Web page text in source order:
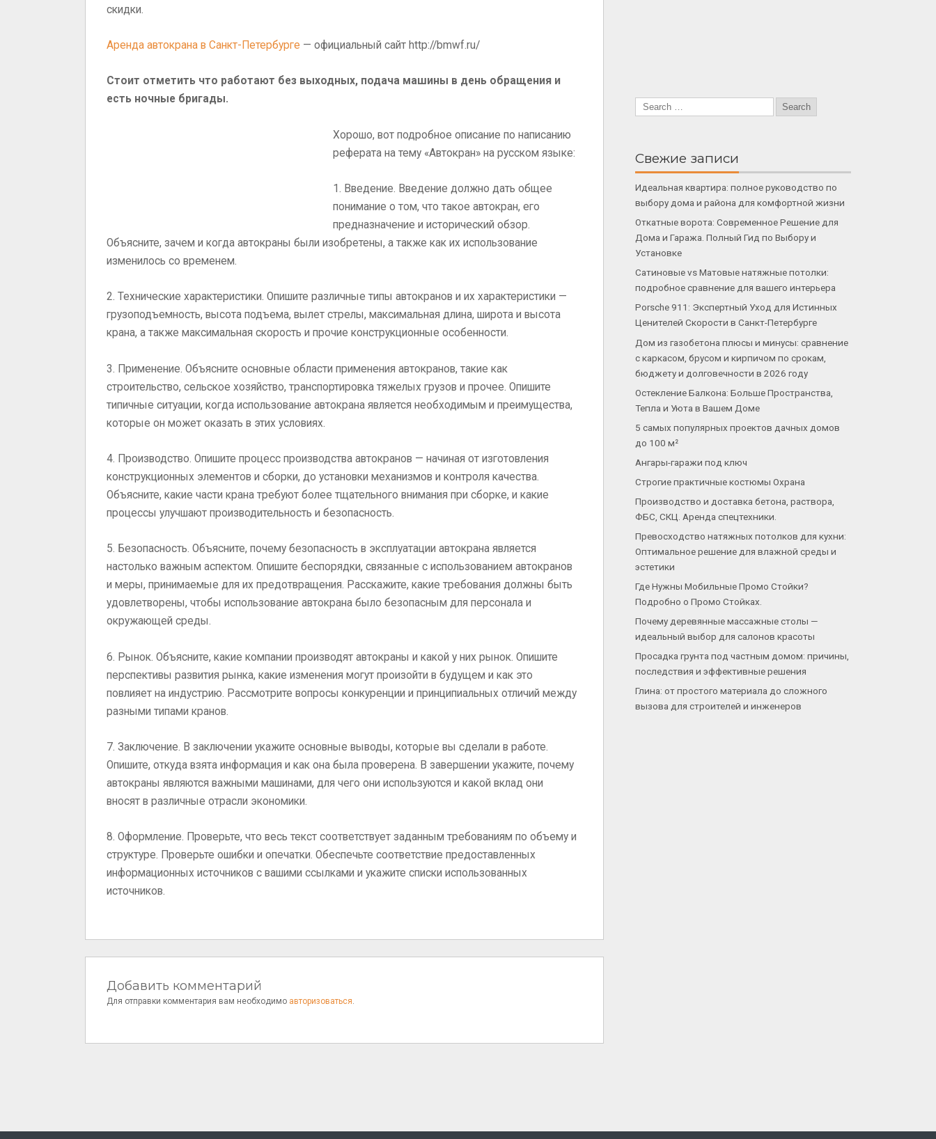
скидки.
Аренда автокрана в Санкт-Петербурге — официальный сайт http://bmwf.ru/
Стоит отметить что работают без выходных, подача машины в день обращения и
есть ночные бригады.
Хорошо, вот подробное описание по написанию
реферата на тему «Автокран» на русском языке:
1. Введение. Введение должно дать общее
понимание о том, что такое автокран, его
предназначение и исторический обзор.
Объясните, зачем и когда автокраны были изобретены, а также как их использование
изменилось со временем.
2. Технические характеристики. Опишите различные типы автокранов и их характеристики —
грузоподъемность, высота подъема, вылет стрелы, максимальная длина, широта и высота
крана, а также максимальная скорость и прочие конструкционные особенности.
3. Применение. Объясните основные области применения автокранов, такие как
строительство, сельское хозяйство, транспортировка тяжелых грузов и прочее. Опишите
типичные ситуации, когда использование автокрана является необходимым и преимущества,
которые он может оказать в этих условиях.
4. Производство. Опишите процесс производства автокранов — начиная от изготовления
конструкционных элементов и сборки, до установки механизмов и контроля качества.
Объясните, какие части крана требуют более тщательного внимания при сборке, и какие
процессы улучшают производительность и безопасность.
5. Безопасность. Объясните, почему безопасность в эксплуатации автокрана является
настолько важным аспектом. Опишите беспорядки, связанные с использованием автокранов
и меры, принимаемые для их предотвращения. Расскажите, какие требования должны быть
удовлетворены, чтобы использование автокрана было безопасным для персонала и
окружающей среды.
6. Рынок. Объясните, какие компании производят автокраны и какой у них рынок. Опишите
перспективы развития рынка, какие изменения могут произойти в будущем и как это
повлияет на индустрию. Рассмотрите вопросы конкуренции и принципиальных отличий между
разными типами кранов.
7. Заключение. В заключении укажите основные выводы, которые вы сделали в работе.
Опишите, откуда взята информация и как она была проверена. В завершении укажите, почему
автокраны являются важными машинами, для чего они используются и какой вклад они
вносят в различные отрасли экономики.
8. Оформление. Проверьте, что весь текст соответствует заданным требованиям по объему и
структуре. Проверьте ошибки и опечатки. Обеспечьте соответствие предоставленных
информационных источников с вашими ссылками и укажите списки использованных
источников.
Добавить комментарий
Для отправки комментария вам необходимо авторизоваться
Свежие записи
Идеальная квартира: полное руководство по
выбору дома и района для комфортной жизни
Откатные ворота: Современное Решение для
Дома и Гаража. Полный Гид по Выбору и
Установке
Сатиновые vs Матовые натяжные потолки:
подробное сравнение для вашего интерьера
Porsche 911: Экспертный Уход для Истинных
Ценителей Скорости в Санкт-Петербурге
Дом из газобетона плюсы и минусы: сравнение
с каркасом, брусом и кирпичом по срокам,
бюджету и долговечности в 2026 году
Остекление Балкона: Больше Пространства,
Тепла и Уюта в Вашем Доме
5 самых популярных проектов дачных домов
до 100 м²
Ангары-гаражи под ключ
Строгие практичные костюмы Охрана
Производство и доставка бетона, раствора,
ФБС, СКЦ. Аренда спецтехники.
Превосходство натяжных потолков для кухни:
Оптимальное решение для влажной среды и
эстетики
Где Нужны Мобильные Промо Стойки?
Подробно о Промо Стойках.
Почему деревянные массажные столы —
идеальный выбор для салонов красоты
Просадка грунта под частным домом: причины,
последствия и эффективные решения
Глина: от простого материала до сложного
вызова для строителей и инженеров